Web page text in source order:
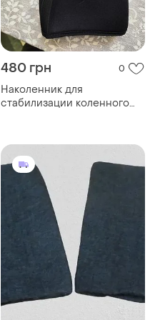
480 грн 0
Наколенник для
стабилизации коленного